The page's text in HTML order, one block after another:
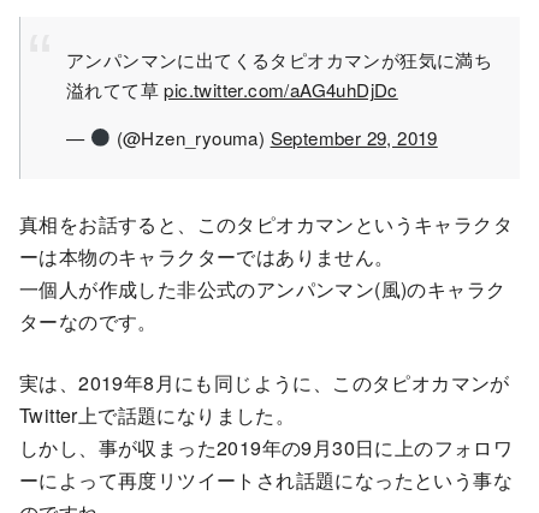
アンパンマンに出てくるタピオカマンが狂気に満ち
溢れてて草pic.twitter.com/aAG4uhDjDc
—
(@Hzen_ryouma) September 29, 2019
真相をお話すると、このタピオカマンというキャラクタ
ーは本物のキャラクターではありません。
一個人が作成した非公式のアンパンマン(風)のキャラク
ターなのです。
実は、2019年8月にも同じように、このタピオカマンが
Twitter上で話題になりました。
しかし、事が収まった2019年の9月30日に上のフォロワ
ーによって再度リツイートされ話題になったという事な